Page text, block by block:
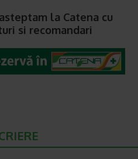
la Catena cu
si recomandari